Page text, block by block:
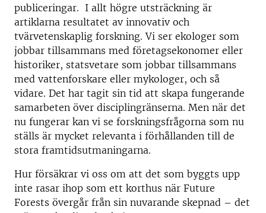
publiceringar. I allt högre utsträckning är
artiklarna resultatet av innovativ och
tvärvetenskaplig forskning. Vi ser ekologer som
jobbar tillsammans med företagsekonomer eller
historiker, statsvetare som jobbar tillsammans
med vattenforskare eller mykologer, och så
vidare. Det har tagit sin tid att skapa fungerande
samarbeten över disciplingränserna. Men när det
nu fungerar kan vi se forskningsfrågorna som nu
ställs är mycket relevanta i förhållanden till de
stora framtidsutmaningarna.
Hur försäkrar vi oss om att det som byggts upp
inte rasar ihop som ett korthus när Future
Forests övergår från sin nuvarande skepnad – det